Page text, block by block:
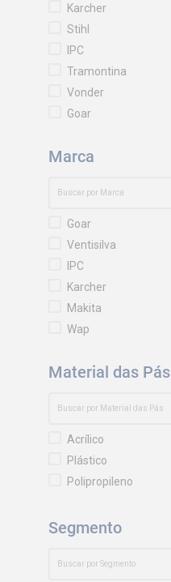
Ar Condicionado
Karcher
Stihl
IPC
Tramontina
Vonder
Goar
Worker
Nilfisk
Kala
Makita
Lupus
Guarany
Bosch
ZM Bombas
Trapp
Atlas
Sata
Marca
Goar
Ventisilva
IPC
Karcher
Makita
Wap
Kala
Material das Pás
Acrílico
Plástico
Polipropileno
Segmento